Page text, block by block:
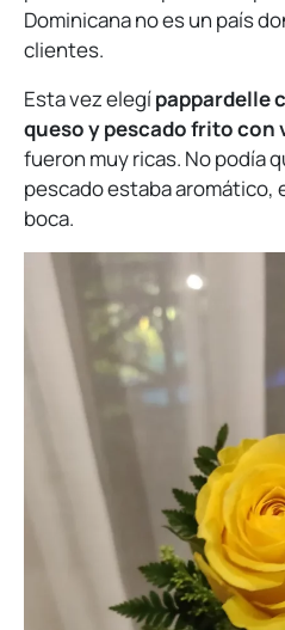
Dominicana no es un país
clientes.
Esta vez elegípappardelle
queso y pescado frito con
fueron muy ricas. No podía
pescado estaba aromático,
boca.